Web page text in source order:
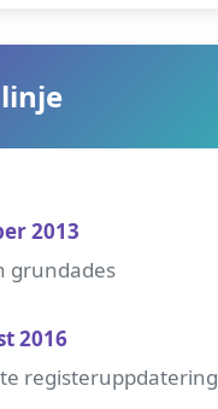
2013
grundades
2016
registeruppdatering